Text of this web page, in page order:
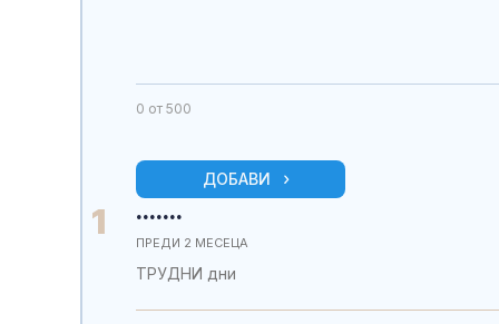
0 от 500
ДОБАВИ
1 .......
ПРЕДИ 2 МЕСЕЦА
ТРУДНИ дни